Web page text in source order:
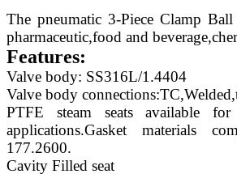
The pneumatic 3-Piece Clamp
pharmaceutic,food and
Features:
Valve body: SS316L/1.4404
Valve body
PTFE steam seats available for
applications.Gasket materials
177.2600.
Cavity Filled seat